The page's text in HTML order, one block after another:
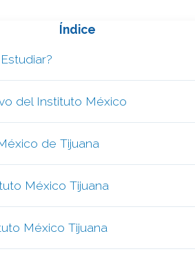
Índice
del Instituto México
de Tijuana
México Tijuana
México Tijuana